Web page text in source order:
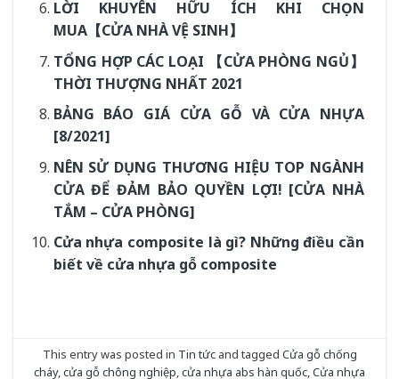
LỜI KHUYÊN HỮU ÍCH KHI CHỌN
MUA【CỬA NHÀ VỆ SINH】
TỔNG HỢP CÁC LOẠI 【CỬA PHÒNG NGỦ】
THỜI THƯỢNG NHẤT 2021
BẢNG BÁO GIÁ CỬA GỖ VÀ CỬA NHỰA
[8/2021]
NÊN SỬ DỤNG THƯƠNG HIỆU TOP NGÀNH
CỬA ĐỂ ĐẢM BẢO QUYỀN LỢI! [CỬA NHÀ
TẮM – CỬA PHÒNG]
Cửa nhựa composite là gì? Những điều cần
biết về cửa nhựa gỗ composite
This entry was posted in Tin tứcand tagged Cửa gỗ chống
cháy, cửa gỗ chông nghiệp cửa nhựa abs hàn quốc Cửa nhựa